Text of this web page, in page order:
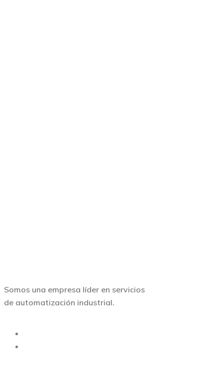
Somos una empresa líder en servicios
de automatización industrial.